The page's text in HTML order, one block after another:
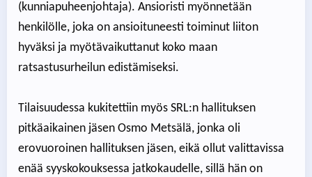
(kunniapuheenjohtaja). Ansioristi myönnetään
henkilölle, joka on ansioituneesti toiminut liiton
hyväksi ja myötävaikuttanut koko maan
ratsastusurheilun edistämiseksi.
Tilaisuudessa kukitettiin myös SRL:n hallituksen
pitkäaikainen jäsen Osmo Metsälä, jonka oli
erovuoroinen hallituksen jäsen, eikä ollut valittavissa
enää syyskokouksessa jatkokaudelle, sillä hän on